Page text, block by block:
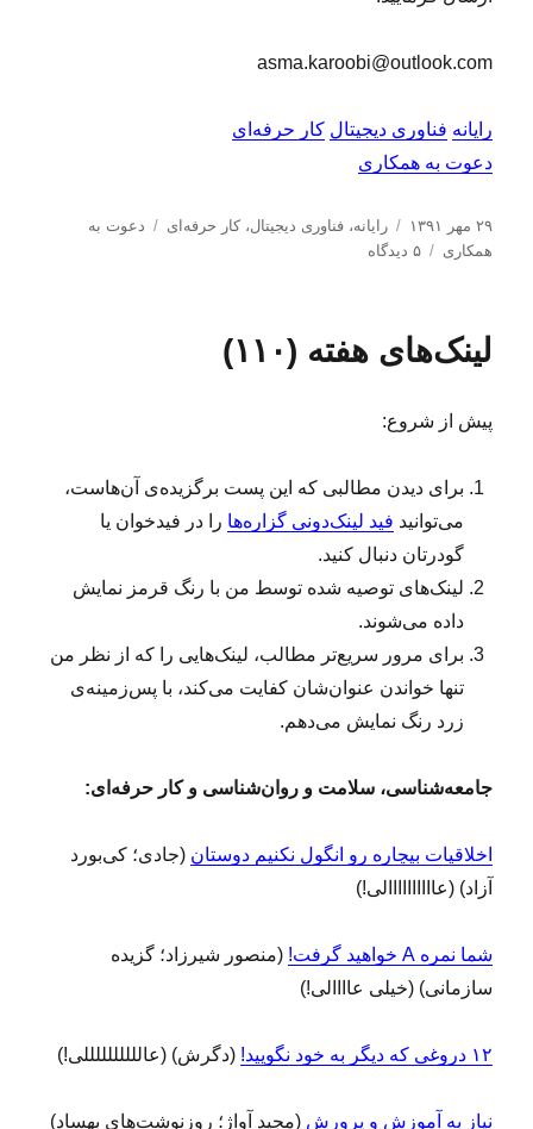
asma.karoobi@outlook.com
رایانه فناوری دیجیتال کار حرفه‌ای
دعوت به همکاری
ا
ر
ش
د
۲۹ مهر ۱۳۹۱
د
س
رایانه،فناوری دیجیتال،کار حرفه‌ای
بدعوت به
همکاری
۵ دیدگاه
د
ه
م
ک
ر
ی
ی
ک
و
ا
و
س
و
لینک‌های هفته (۱۱۰)
پیش از شروع:
برای دیدن مطالبی که این پست برگزیده‌ی آن‌هاست،
می‌توانید فید لینک‌دونی گزاره‌ها را در فیدخوان یا
گودرتان دنبال کنید.
لینک‌های توصیه شده توسط من با رنگ قرمز نمایش
داده می‌شوند.
برای مرور سریع‌تر مطالب، لینک‌هایی را که از نظر من
تنها خواندن عنوان‌شان کفایت می‌کند، با پس‌زمینه‌ی
زرد رنگ نمایش می‌دهم.
جامعه‌شناسی، سلامت و روان‌شناسی و کار حرفه‌ای:
اخلاقیات بیچاره رو انگول نکنیم دوستان (جادی؛ کی‌بورد
آزاد) (عاااااااااالی!)
شما نمره A خواهید گرفت!
(منصور شیرزاد؛ گزیده
سازمانی) (خیلی عاااالی!)
۱۲ دروغی که دیگر به خود نگویید! (دگرش) (عاللللللللللی!)
نیاز به آموزش و پرورش (مجید آواژ؛ روزنوشت‌های بهساد)